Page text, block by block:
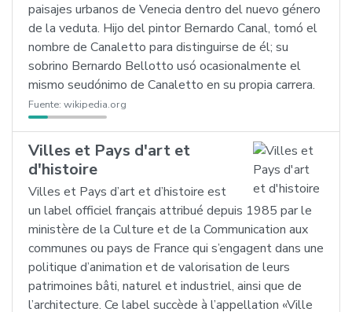
paisajes urbanos de Venecia dentro del nuevo género
de la veduta. Hijo del pintor Bernardo Canal, tomó el
nombre de Canaletto para distinguirse de él; su
sobrino Bernardo Bellotto usó ocasionalmente el
mismo seudónimo de Canaletto en su propia carrera.
Fuente: wikipedia.org
Villes et Pays d'art et
d'histoire
Villes et Pays d’art et d’histoire est
un label officiel français attribué depuis 1985 par le
ministère de la Culture et de la Communication aux
communes ou pays de France qui s’engagent dans une
politique d’animation et de valorisation de leurs
patrimoines bâti, naturel et industriel, ainsi que de
l’architecture. Ce label succède à l’appellation «Ville